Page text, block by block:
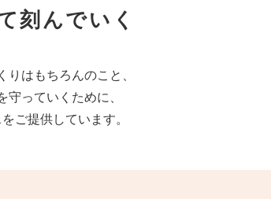
刻んでいく
りはもちろんのこと、
守っていくために、
ご提供しています。